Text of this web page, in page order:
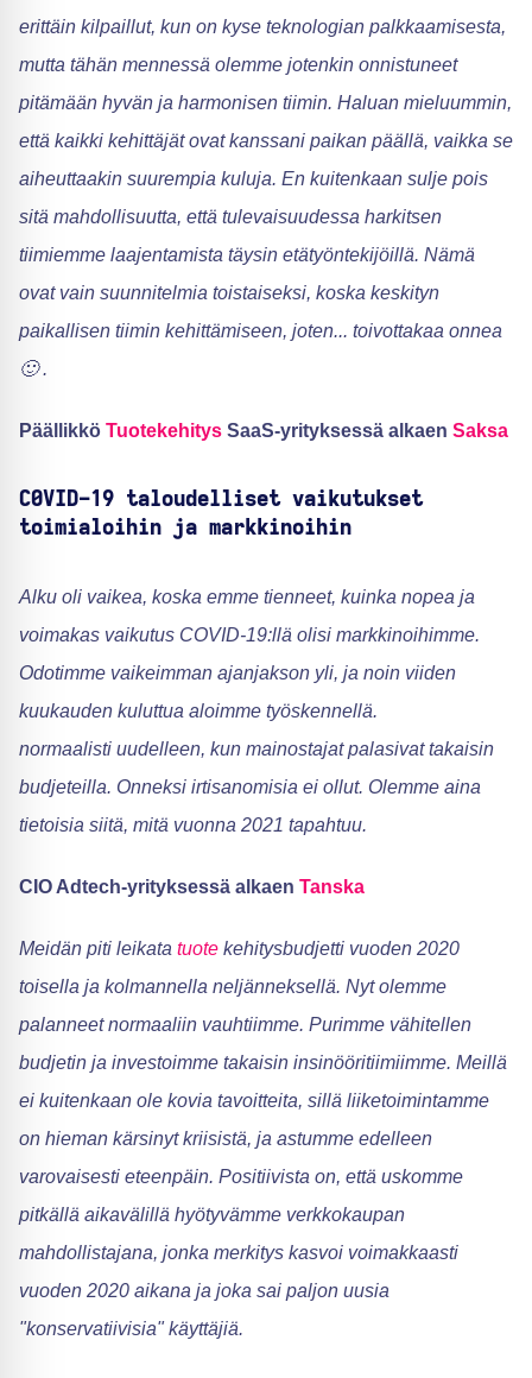
erittäin kilpaillut, kun on kyse teknologian palkkaamisesta,
mutta tähän mennessä olemme jotenkin onnistuneet
pitämään hyvän ja harmonisen tiimin. Haluan mieluummin,
että kaikki kehittäjät ovat kanssani paikan päällä, vaikka se
aiheuttaakin suurempia kuluja. En kuitenkaan sulje pois
sitä mahdollisuutta, että tulevaisuudessa harkitsen
tiimiemme laajentamista täysin etätyöntekijöillä. Nämä
ovat vain suunnitelmia toistaiseksi, koska keskityn
paikallisen tiimin kehittämiseen, joten... toivottakaa onnea
🙂 .
Päällikkö Tuotekehitys SaaS-yrityksessä alkaen Saksa
C0VID-19 taloudelliset vaikutukset
toimialoihin ja markkinoihin
Alku oli vaikea, koska emme tienneet, kuinka nopea ja
voimakas vaikutus COVID-19:llä olisi markkinoihimme.
Odotimme vaikeimman ajanjakson yli, ja noin viiden
kuukauden kuluttua aloimme työskennellä.
normaalisti uudelleen, kun mainostajat palasivat takaisin
budjeteilla. Onneksi irtisanomisia ei ollut. Olemme aina
tietoisia siitä, mitä vuonna 2021 tapahtuu.
CIO Adtech-yrityksessä alkaen Tanska
Meidän piti leikata tuote kehitysbudjetti vuoden 2020
toisella ja kolmannella neljänneksellä. Nyt olemme
palanneet normaaliin vauhtiimme. Purimme vähitellen
budjetin ja investoimme takaisin insinööritiimiimme. Meillä
ei kuitenkaan ole kovia tavoitteita, sillä liiketoimintamme
on hieman kärsinyt kriisistä, ja astumme edelleen
varovaisesti eteenpäin. Positiivista on, että uskomme
pitkällä aikavälillä hyötyvämme verkkokaupan
mahdollistajana, jonka merkitys kasvoi voimakkaasti
vuoden 2020 aikana ja joka sai paljon uusia
"konservatiivisia" käyttäjiä.